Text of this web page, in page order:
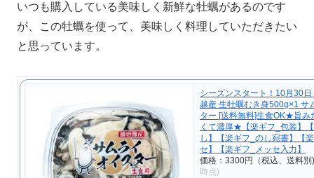
いつも購入している美味しく新鮮な牡蠣があるのです
が、この牡蠣を使って、美味しく料理していただきたい
と思っています。
シーズンスタート！10月30日
越産 生牡蠣むき身500g×1 サ
ター [送料無料]生食OK★旨み
くて濃厚★【楽ギフ_包装】
し】【楽ギフ_のし宛書】【
セ】【楽ギフ_メッセ入力】
価格：3300円（税込、送料別)
時点)